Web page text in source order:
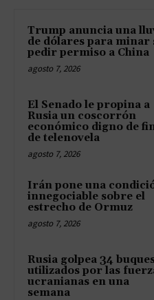
Trump anuncia una
de dólares para minar
pedir permiso a China
agosto 7, 2026
El Senado le propina a
Rusia un coscorrón
económico digno de
de telenovela
agosto 7, 2026
Irán pone una
innegociable sobre el
estrecho de Ormuz
agosto 7, 2026
Rusia golpea 34
utilizados por las
ucranianas en una
semana